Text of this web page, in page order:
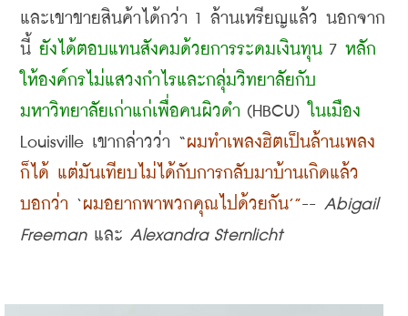
และเขาขายสินค้าได้กว่า 1 ล้านเหรียญแล้ว นอกจาก
นี้ ยังได้ตอบแทนสังคมด้วยการระดมเงินทุน 7 หลัก
ให้องค์กรไม่แสวงกำไรและกลุ่มวิทยาลัยกับ
มหาวิทยาลัยเก่าแก่เพื่อคนผิวดำ (HBCU)
ในเมือง
Louisville เขากล่าวว่า “ผมทำเพลงฮิตเป็นล้านเพลง
ก็ได้ แต่มันเทียบไม่ได้กับการกลับมาบ้านเกิดแล้ว
บอกว่า ‘ผมอยากพาพวกคุณไปด้วยกัน’”-- Abigail
Freeman และ Alexandra Sternlicht